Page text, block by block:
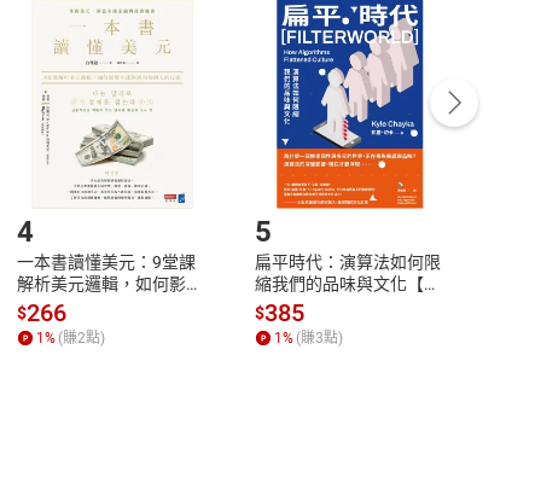
點選「瀏覽訂單明細」 「申請取消訂單/退
貨。
付款方式
Payment
完成訂單
Complete
號，下載書籍後看書
4
一本書讀懂美元：9堂課
解析美元邏輯，如何影響
全球經濟和每個人的投資
【電子書】
$266
1% (賺2點)
5
扁平時代：演算法如何限
縮我們的品味與文化【電
子書】
$385
1% (賺3點)